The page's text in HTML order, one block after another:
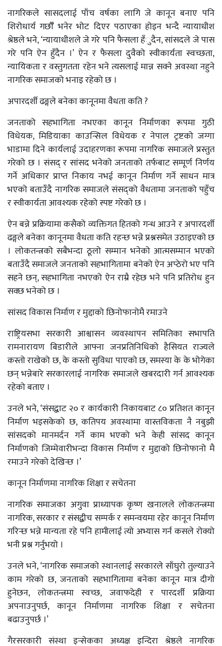
नागरिकले सासदलाई पाँच वर्षका लागि जे कानून बनाए पनि
शिरोधार्य गर्छाैँ भनेर भोट दिएर पठाएका होइन भन्दै न्यायाधीश
श्रेष्ठले भने, ‘न्यायाधीशले जे गरे पनि फैसला हँुदैन, सांसदले जे पास
गरे पनि ऐन हुँदैन ।’ ऐन र फैसला दुवैको स्वीकार्यता स्वच्छता,
न्यायिकता र वस्तुगतता रहेन भने त्यसलाई मान्न सक्ने अवस्था नहुने
नागरिक समाजको भनाइ रहेको छ ।
अपारदर्शी ढङ्गले बनेका कानूनमा वैधता कति ?
जनताको सहभागिता नभएका कानून निर्माणका रूपमा गुठी
विधेयक, मिडियाका काउन्सिल विधेयक र नेपाल ट्रष्टको जग्गा
भाडामा दिने कार्यलाई उदाहरणका रूपमा नागरिक समाजले प्रस्तुत
गरेको छ । संसद् र सांसद भनेको जनताको तर्फबाट सम्पूर्ण निर्णय
गर्ने अधिकार प्राप्त निकाय नभई कानून निर्माण गर्ने साधन मात्र
भएको बताउँदै नागरिक समाजले संसद्को वैधतामा जनताको पहुँच
र स्वीकार्यता आवश्यक रहेको स्पष्ट गरेको छ ।
ऐन बन्ने प्रक्रियामा कसैको व्यक्तिगत हितको गन्ध आउने र अपारदर्शी
ढङ्गले बनेका कानूनमा वैधता कति रहन्छ भन्ने प्रश्नसमेत उठाइएको छ
। लोकतन्त्रको सबैभन्दा ठूलो सम्मान भनेको आत्मसम्मान भएको
बताउँदै समाजले जनताको सहभागितामा बनेको ऐन अप्ठेरो भए पनि
सहने छन्, सहभागिता नभएको ऐन राम्रै रहेछ भने पनि प्रतिरोध हुन
सक्छ भनेको छ ।
सांसद विकास निर्माण र मुद्दाको छिनोफानोमै रमाउने
राष्ट्रियसभा सरकारी आश्वासन व्यवस्थापन समितिका सभापति
रामनारायण बिडारीले आफ्ना जनप्रतिनिधिको हैसियत राज्यले
कस्तो राखेको छ, के कस्तो सुविधा पाएको छ, समस्या के के भोगेका
छन् भन्नेबारे सरकारलाई नागरिक समाजले खबरदारी गर्न आवश्यक
रहेको बताए ।
उनले भने, ‘संसद्बाट २० र कार्यकारी निकायबाट ८० प्रतिशत कानून
निर्माण भइसकेको छ, कतिपय अवस्थामा वास्तविकता नै नबुझी
सांसदको मानमर्दन गर्ने काम भएको भने केही सांसद कानून
निर्माणको जिम्मेवारीभन्दा विकास निर्माण र मुद्दाको छिनोफानो मै
रमाउने गरेको देखिन्छ ।’
कानून निर्माणमा नागरिक शिक्षा र सचेतना
नागरिक समाजका अगुवा प्राध्यापक कृष्ण खनालले लोकतन्त्रमा
नागरिक, सरकार र संसद्बीच सम्पर्क र समन्वयमा रहेर कानून निर्माण
गरिन्छ भन्ने मान्यता रहे पनि हामीलाई त्यो अभ्यास गर्न कसले रोक्यो
भनी प्रश्न गर्नुभयो ।
उनले भने, ‘नागरिक समाजको स्थानलाई सरकारले साँघुरो तुल्याउने
काम गरेको छ, जनताको सहभागितामा बनेका कानून मात्र दीगो
हुनेछन, लोकतन्त्रमा स्वच्छ, जवाफदेही र पारदर्शी प्रक्रिया
अपनाउनुपर्छ, कानून निर्माणमा नागरिक शिक्षा र सचेतना
बढाउनुपर्छ ।’
गैरसरकारी संस्था इन्सेकका अध्यक्ष इन्दिरा श्रेष्ठले नागरिक